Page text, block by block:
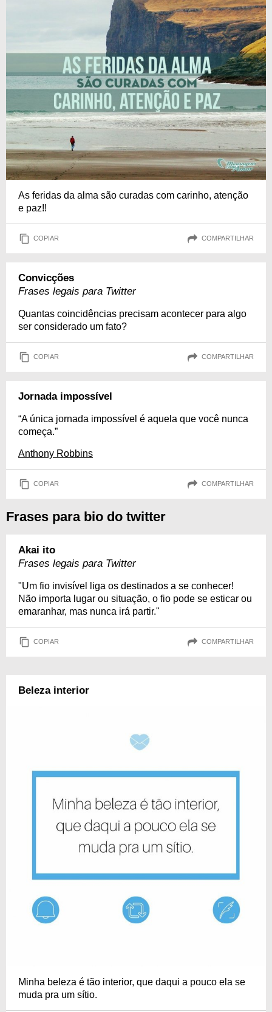
As feridas da alma são curadas com carinho, atenção
e paz!!
COPIAR COMPARTILHAR
Convicções
Frases legais para Twitter
Quantas coincidências precisam acontecer para algo
ser considerado um fato?
COPIAR COMPARTILHAR
Jornada impossível
“A única jornada impossível é aquela que você nunca
começa.”
Anthony Robbins
COPIAR COMPARTILHAR
Frases para bio do twitter
Akai ito
Frases legais para Twitter
"Um fio invisível liga os destinados a se conhecer!
Não importa lugar ou situação, o fio pode se esticar ou
emaranhar, mas nunca irá partir."
COPIAR COMPARTILHAR
Beleza interior
Minha beleza é tão interior, que daqui a pouco ela se
muda pra um sítio.